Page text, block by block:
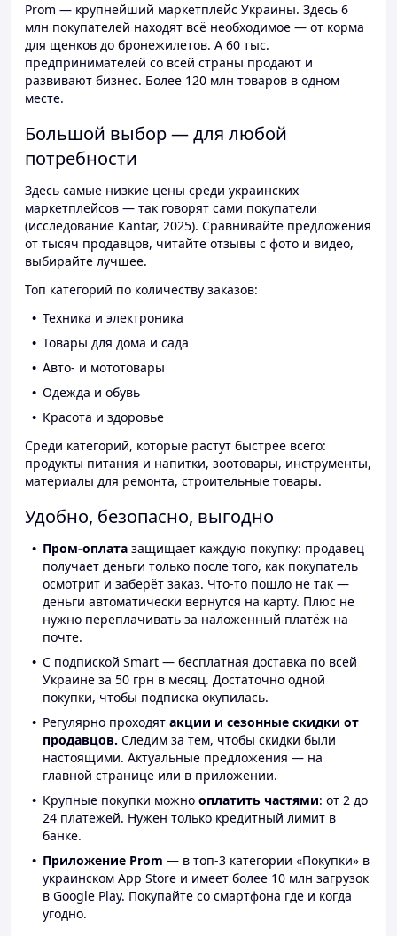
Prom — крупнейший маркетплейс Украины. Здесь 6
млн покупателей находят всё необходимое — от корма
для щенков до бронежилетов. А 60 тыс.
предпринимателей со всей страны продают и
развивают бизнес. Более 120 млн товаров в одном
месте.
Большой выбор — для любой
потребности
Здесь самые низкие цены среди украинских
маркетплейсов — так говорят сами покупатели
(исследование Kantar, 2025). Сравнивайте предложения
от тысяч продавцов, читайте отзывы с фото и видео,
выбирайте лучшее.
Топ категорий по количеству заказов:
Техника и электроника
Товары для дома и сада
Авто- и мототовары
Одежда и обувь
Красота и здоровье
Среди категорий, которые растут быстрее всего:
продукты питания и напитки, зоотовары, инструменты,
материалы для ремонта, строительные товары.
Удобно, безопасно, выгодно
Пром-оплата защищает каждую покупку: продавец
получает деньги только после того, как покупатель
осмотрит и заберёт заказ. Что-то пошло не так —
деньги автоматически вернутся на карту. Плюс не
нужно переплачивать за наложенный платёж на
почте.
С подпиской Smart — бесплатная доставка по всей
Украине за 50 грн в месяц. Достаточно одной
покупки, чтобы подписка окупилась.
Регулярно проходят акции и сезонные скидки от
продавцов. Следим за тем, чтобы скидки были
настоящими. Актуальные предложения — на
главной странице или в приложении.
Крупные покупки можно оплатить частями: от 2 до
24 платежей. Нужен только кредитный лимит в
банке.
Приложение Prom — в топ-3 категории «Покупки» в
украинском App Store и имеет более 10 млн загрузок
в Google Play. Покупайте со смартфона где и когда
угодно.